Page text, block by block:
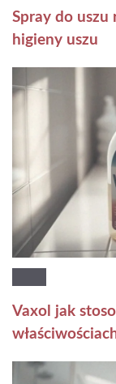
Spray do uszu
higieny uszu
Vaxol jak